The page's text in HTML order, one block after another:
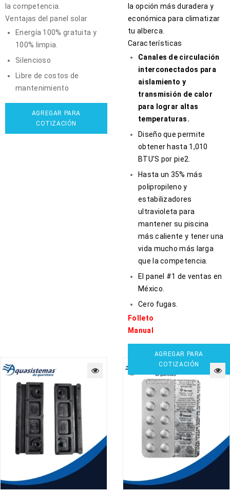
la competencia.
Ventajas del panel solar
Energía 100% gratuita y
100% limpia.
Silencioso
Libre de costos de
mantenimiento
AGREGAR PARA
COTIZACIÓN
la opción más duradera y
económica para climatizar
tu alberca.
Características
Canales de circulación
interconectados para
aislamiento y
transmisión de calor
para lograr altas
temperaturas.
Diseño que permite
obtener hasta 1,010
BTU’S por pie2.
Hasta un 35% más
polipropileno y
estabilizadores
ultravioleta para
mantener su piscina
más caliente y tener una
vida mucho más larga
que la competencia.
El panel #1 de ventas en
México.
Cero fugas.
Folleto
Manual
AGREGAR PARA
COTIZACIÓN